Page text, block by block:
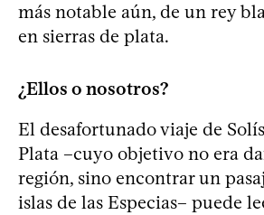
más notable aún, de un rey
en sierras de plata.
¿Ellos o nosotros?
El desafortunado viaje de
Plata –cuyo objetivo no era
región, sino encontrar un
islas de las Especias– puede